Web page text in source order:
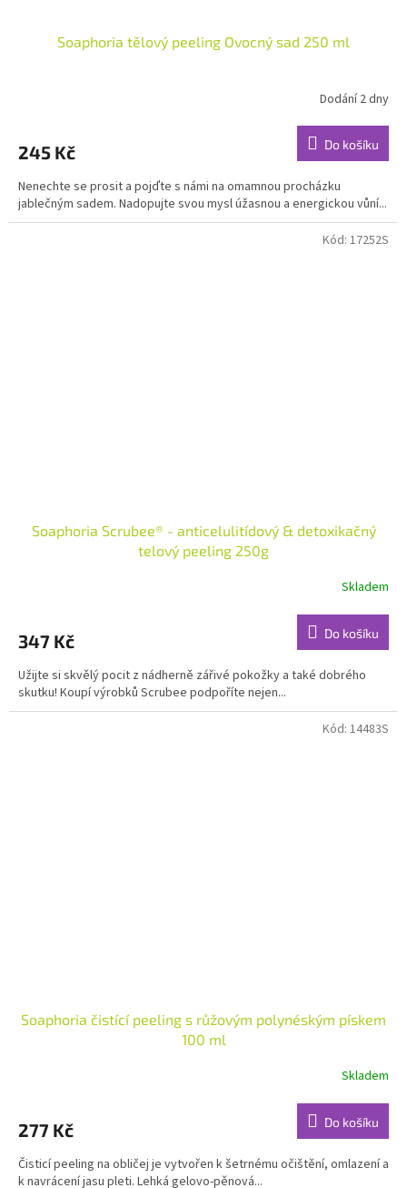
Soaphoria tělový peeling Ovocný sad 250 ml
je
z
5
hvězdiček.
Dodání 2 dny
245 Kč Do košíku
Nenechte se prosit a pojďte s námi na omamnou procházku
jablečným sadem. Nadopujte svou mysl úžasnou a energickou vůní...
Soaphoria Scrubee® - anticelulitídový & detoxikačný
telový peeling 250g
je
z
5
hvězdiček.
Skladem
347 Kč Do košíku
Užijte si skvělý pocit z nádherně zářivé pokožky a také dobrého
skutku! Koupí výrobků Scrubee podpoříte nejen...
Kód: 17252S
Soaphoria čistící peeling s růžovým polynéským pískem
100 ml
je
z
5
Skladem
277 Kč Do košíku
Čisticí peeling na obličej je vytvořen k šetrnému očištění, omlazení a
k navrácení jasu pleti. Lehká gelovo-pěnová...
Kód: 14483S